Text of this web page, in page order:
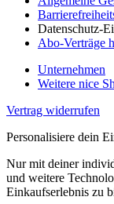
Datenschutz-
Abo-Verträge
Unternehmen
Weitere nice
Vertrag widerrufen
Personalisiere dein
Nur mit deiner
und weitere
Einkaufserlebnis zu